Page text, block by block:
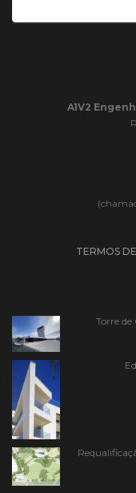
A1V2
TERMOS
Torre